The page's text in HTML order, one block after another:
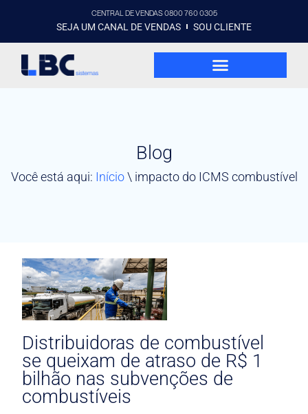
CENTRAL DE VENDAS 0800 760 0305
SEJA UM CANAL DE VENDAS SOU CLIENTE
Blog
Você está aqui: Início\ impacto do ICMS combustível
Distribuidoras de combustível
se queixam de atraso de R$ 1
bilhão nas subvenções de
combustíveis